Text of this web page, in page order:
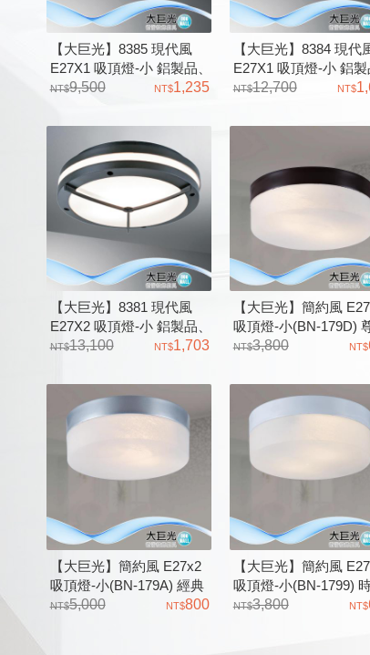
【大巨光】8385 現代風
E27X1 吸頂燈-小 鋁製品、
砂黑烤漆 清光玻璃燈罩
9,500 1,235
【大巨光】8384 現代
E27X1 吸頂燈-小 鋁製
砂黑烤漆 噴砂玻璃燈
12,700
【大巨光】8381 現代風
E27X2 吸頂燈-小 鋁製品、
砂黑烤漆、奶白壓克力燈罩
13,100 1,703
【大巨光】簡約風
吸頂燈-小(BN-179D)
黑、鋼材、雲彩玻璃
3,800
【大巨光】簡約風 E27x2
吸頂燈-小(BN-179A) 經典
銀、鋼材、雲彩玻璃
5,000 800
【大巨光】簡約風
吸頂燈-小(BN-1799)
白、鋼材、雲彩玻璃
3,800